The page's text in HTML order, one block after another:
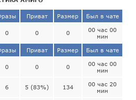
Приват Размер Был в чате
0 0 0
00 час 00
мин
Приват Размер Был в чате
0 0 0
00 час 00
мин
6 5 (83%) 134
00 час 20
мин